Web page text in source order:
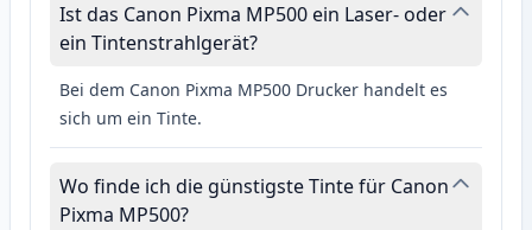
Ist das Canon Pixma MP500 ein Laser- oder
ein Tintenstrahlgerät?
Bei dem Canon Pixma MP500 Drucker handelt es
sich um ein Tinte.
Wo finde ich die günstigste Tinte für Canon
Pixma MP500?